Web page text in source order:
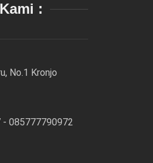
:
No.1 Kronjo
085777790972